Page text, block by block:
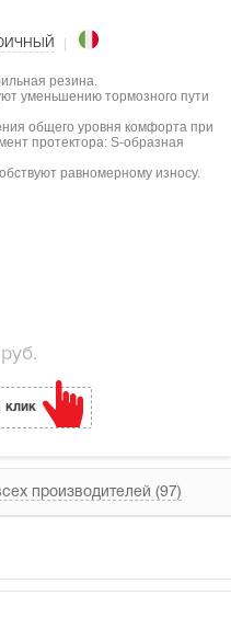
резина.
уменьшению тормозного пути
общего уровня комфорта при
протектора: S-образная
равномерному износу.
клик
производителей (97)